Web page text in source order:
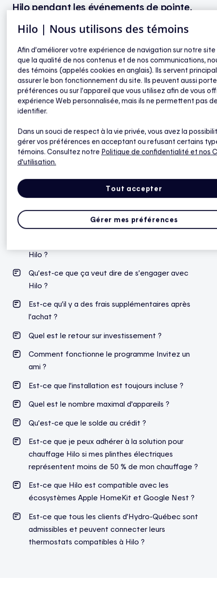
Hilo pendant les événements de pointe.
Les produits Hilo et appareils compatibles pour
Par ailleurs, tout appareil intelligent (interrupteur,
prise murale, ampoule, etc.) fonctionnant avec le
protocole Zigbee est compatible avec Hilo et peut
l’application. Toutefois, il ne sera pas automatisé
par Hilo pendant les événements de pointe, et ne
sera pas couvert par les garanties et le service à la
clientèle d’Hilo.
Questions fréquentes sur Hilo
Hilo ?
Qu’est-ce que ça veut dire de s’engager avec
Hilo ?
Est-ce qu’il y a des frais supplémentaires après
l’achat ?
Quel est le retour sur investissement ?
Comment fonctionne le programme Invitez un
ami ?
Est-ce que l’installation est toujours incluse ?
Quel est le nombre maximal d'appareils ?
Qu’est-ce que le solde au crédit ?
Est-ce que je peux adhérer à la solution pour
chauffage Hilo si mes plinthes électriques
représentent moins de 50 % de mon chauffage ?
Est-ce que Hilo est compatible avec les
écosystèmes Apple HomeKit et Google Nest ?
Est-ce que tous les clients d’Hydro-Québec sont
admissibles et peuvent connecter leurs
thermostats compatibles à Hilo ?
Hilo | Nous utilisons des témoins
Afin d’améliorer votre expérience de navigation sur notre site
que la qualité de nos contenus et de nos communications,
des témoins (appelés cookies en anglais). Ils servent
assurer le bon fonctionnement du site. Ils peuvent aussi
préférences ou sur l’appareil que vous utilisez afin de vous
expérience Web personnalisée, mais ils ne permettent pas
identifier.
Dans un souci de respect à la vie privée, vous avez la
gérer vos préférences en acceptant ou refusant certains
témoins. Consultez notre Politique de confidentialité et nos
d'utilisation.
Tout accepter
Gérer mes préférences